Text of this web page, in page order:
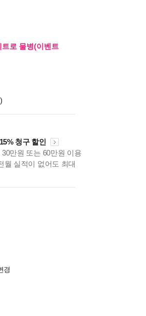
로 물병(이벤트
청구 할인
만원 또는 60만원 이용
월 실적이 없어도 최대
경